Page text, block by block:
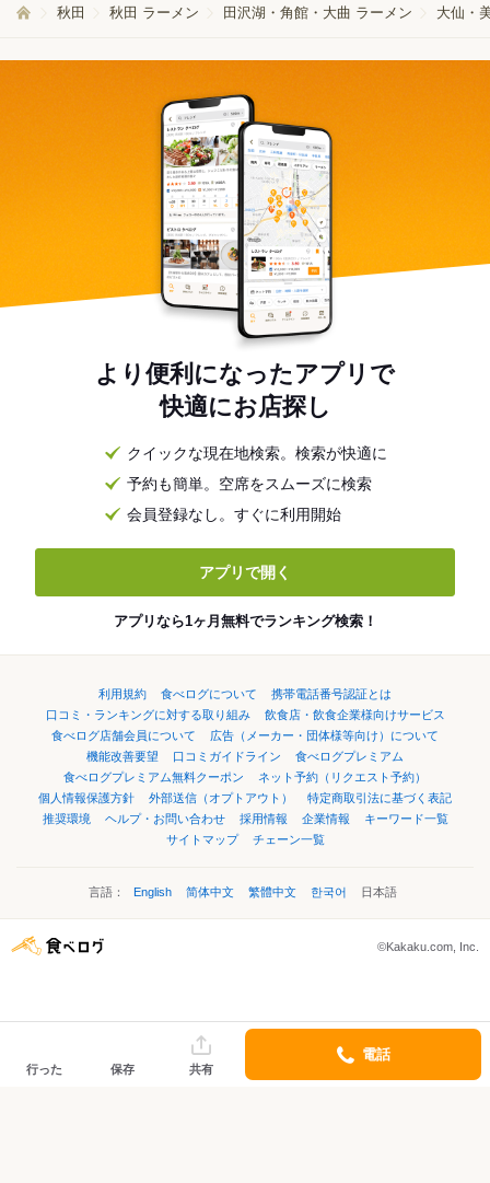
秋田 秋田 ラーメン 田沢湖・角館・大曲 ラーメン 大仙・
より便利になったアプリで
快適にお店探し
クイックな現在地検索。検索が快適に
予約も簡単。空席をスムーズに検索
会員登録なし。すぐに利用開始
アプリで開く
アプリなら1ヶ月無料でランキング検索！
利用規約 食べログについて
携帯電話番号認証とは
口コミ・ランキングに対する取り組み
飲食店・飲食企業様向けサービス
食べログ店舗会員について
広告（メーカー・団体様等向け）について
機能改善要望
口コミガイドライン
食べログプレミアム
食べログプレミアム無料クーポン
ネット予約（リクエスト予約）
個人情報保護方針
外部送信（オプトアウト）
特定商取引法に基づく表記
推奨環境
ヘルプ・お問い合わせ 採用情報 企業情報
キーワード一覧
サイトマップ
チェーン一覧
言語： English 简体中文 繁體中文 한국어 日本語
©Kakaku.com, Inc.
行った 保存 共有
電話